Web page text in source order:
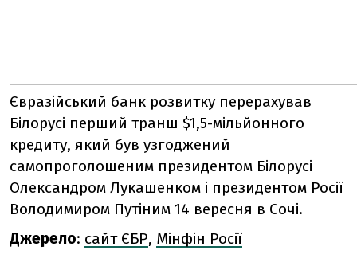
Євразійський банк розвитку перерахував
Білорусі перший транш $1,5-мільйонного
кредиту, який був узгоджений
самопроголошеним президентом Білорусі
Олександром Лукашенком і президентом Росії
Володимиром Путіним 14 вересня в Сочі.
Джерело: сайт ЄБР, Мінфін Росії